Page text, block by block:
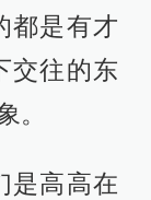
都是有才
交往的东
。
是高高在